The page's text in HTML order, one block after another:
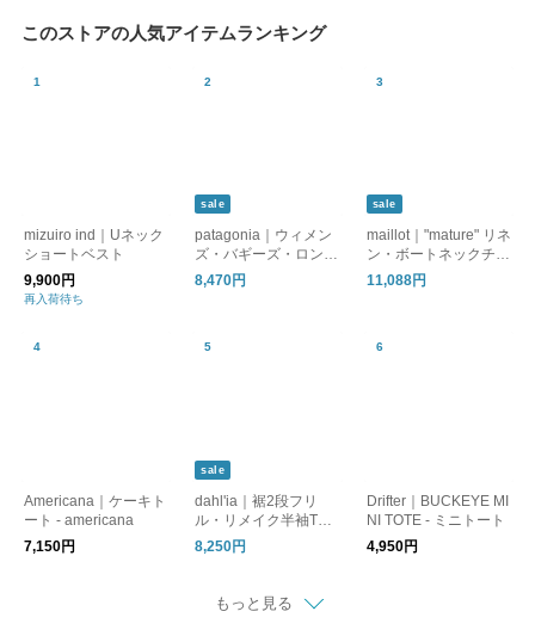
このストアの人気アイテムランキング
mizuiro ind｜Uネック
ショートベスト
9,900円
再入荷待ち
sale
patagonia｜ウィメン
ズ・バギーズ・ロング
(ショーツ)
8,470円
sale
maillot｜"mature" リネ
ン・ボートネックチュ
ニック
11,088円
Americana｜ケーキト
ート - americana
7,150円
sale
dahl'ia｜裾2段フリ
ル・リメイク半袖Tシ
ャツ
8,250円
Drifter｜BUCKEYE MI
NI TOTE - ミニトート
4,950円
もっと見る